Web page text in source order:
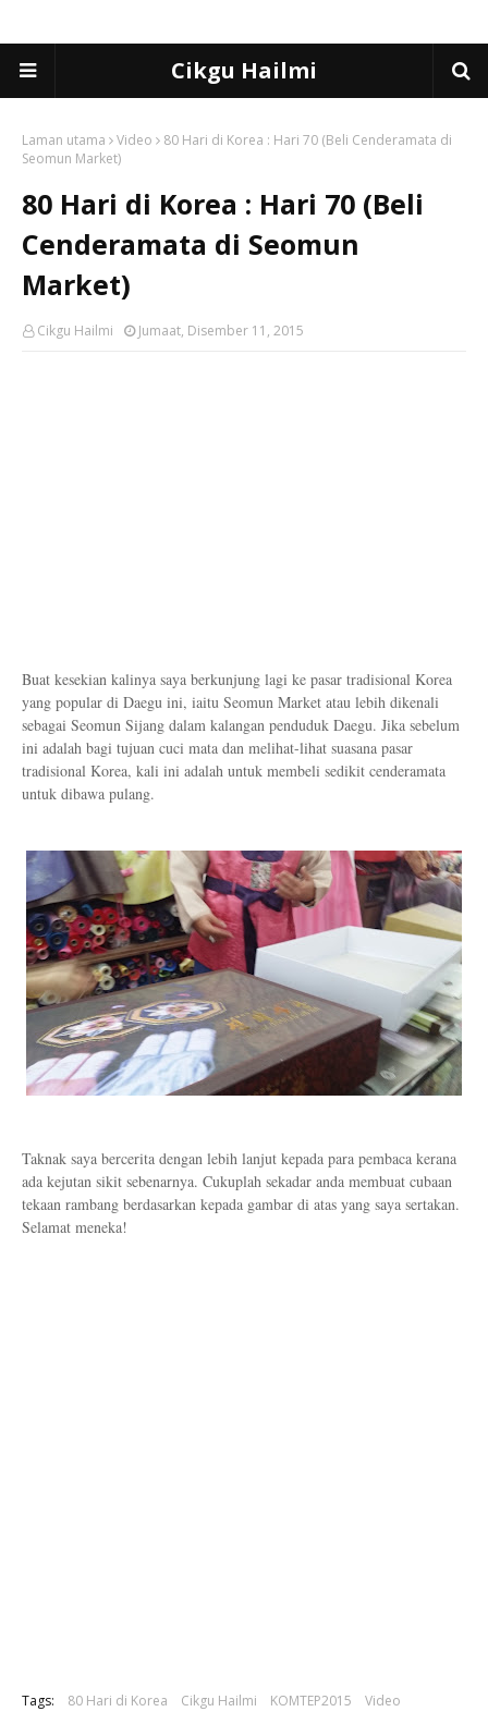
Cikgu Hailmi
Laman utama Video
80 Hari di Korea : Hari 70 (Beli Cenderamata di
Seomun Market)
80 Hari di Korea : Hari 70 (Beli
Cenderamata di Seomun
Market)
Cikgu Hailmi Jumaat, Disember 11, 2015
Buat kesekian kalinya saya berkunjung lagi ke pasar tradisional Korea
yang popular di Daegu ini, iaitu Seomun Market atau lebih dikenali
sebagai Seomun Sijang dalam kalangan penduduk Daegu. Jika sebelum
ini adalah bagi tujuan cuci mata dan melihat-lihat suasana pasar
tradisional Korea, kali ini adalah untuk membeli sedikit cenderamata
untuk dibawa pulang.
Taknak saya bercerita dengan lebih lanjut kepada para pembaca kerana
ada kejutan sikit sebenarnya. Cukuplah sekadar anda membuat cubaan
tekaan rambang berdasarkan kepada gambar di atas yang saya sertakan.
Selamat meneka!
Tags: 80 Hari di Korea Cikgu Hailmi KOMTEP2015 Video